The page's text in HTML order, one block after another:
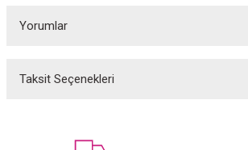
Yorumlar
Taksit Seçenekleri